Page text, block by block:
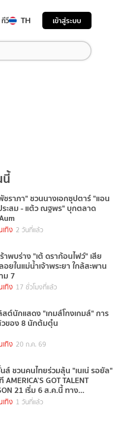
วี TH เข้าสู่ระบบ
ราภา" ชวนนางเอกซุปตาร์ "แอน
ะสม - แต้ว ณฐพร" บุกตลาด
เทิง 2 วันที่แล้ว
าพบร่าง "เต้ ดราก้อนไฟว์" เสีย
ยในแม่น้ำเจ้าพระยา ใกล้สะพาน
ม 7
เทิง 17 ชั่วโมงที่แล้ว
ต์นักแสดง "เกมส์โกงเกมส์" การ
ของ 8 นักต้มตุ๋น
เทิง 20 ก.ค. 69
ส์ ชวนคนไทยร่วมลุ้น "เนเน่ รอยัล"
AMERICA’S GOT TALENT
21 เริ่ม 6 ส.ค.นี้ ทาง
NOW
เทิง 1 วันที่แล้ว